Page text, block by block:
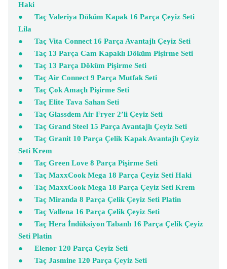
Haki
●
Taç Valeriya Döküm Kapak 16 Parça Çeyiz Seti
Lila
●
Taç Vita Connect 16 Parça Avantajlı Çeyiz Seti
●
Taç 13 Parça Cam Kapaklı Döküm Pişirme Seti
●
Taç 13 Parça Döküm Pişirme Seti
●
Taç Air Connect 9 Parça Mutfak Seti
●
Taç Çok Amaçlı Pişirme Seti
●
Taç Elite Tava Sahan Seti
●
Taç Glassdem Air Fryer 2’li Çeyiz Seti
●
Taç Grand Steel 15 Parça Avantajlı Çeyiz Seti
●
Taç Granit 10 Parça Çelik Kapak Avantajlı Çeyiz
Seti Krem
●
Taç Green Love 8 Parça Pişirme Seti
●
Taç MaxxCook Mega 18 Parça Çeyiz Seti Haki
●
Taç MaxxCook Mega 18 Parça Çeyiz Seti Krem
●
Taç Miranda 8 Parça Çelik Çeyiz Seti Platin
●
Taç Vallena 16 Parça Çelik Çeyiz Seti
●
Taç Hera İndüksiyon Tabanlı 16 Parça Çelik Çeyiz
Seti Platin
●
Elenor 120 Parça Çeyiz Seti
●
Taç Jasmine 120 Parça Çeyiz Seti